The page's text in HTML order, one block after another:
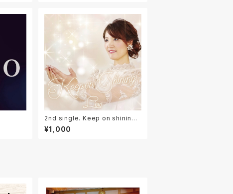
2nd single. Keep on shining
再入荷！
¥1,000